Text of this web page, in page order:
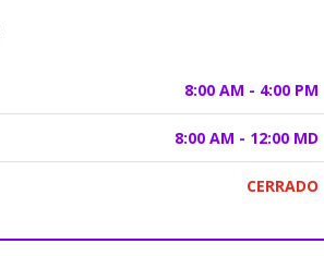
8:00 AM - 4:00 PM
8:00 AM - 12:00 MD
CERRADO